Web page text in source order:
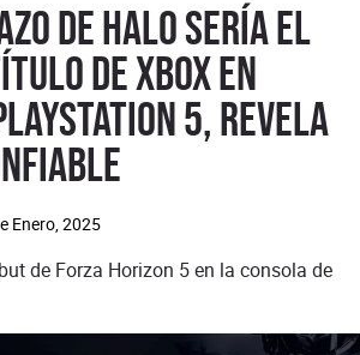
de Halo sería el
de Xbox en
5, revela
Enero, 2025
de Forza Horizon 5 en la consola de